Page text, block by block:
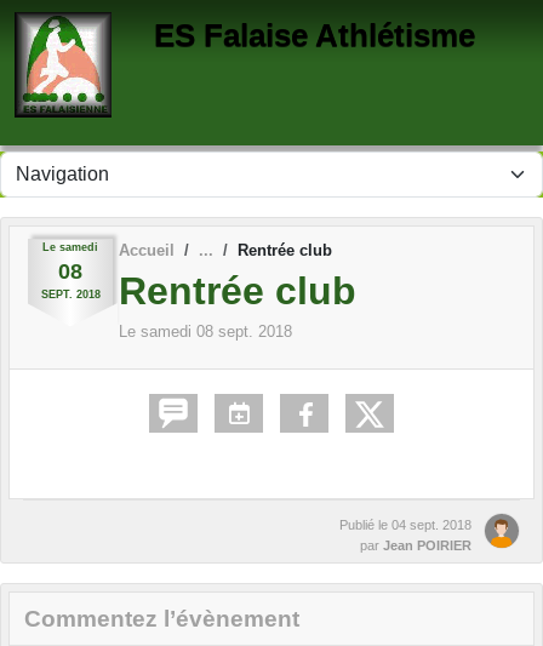
ES Falaise Athlétisme
Le samedi
08
SEPT. 2018
Accueil Rentrée club
Rentrée club
Le samedi 08 sept. 2018
Publié le 04 sept. 2018
par Jean POIRIER
Commentez l’évènement
Panneau de gestion des cookies